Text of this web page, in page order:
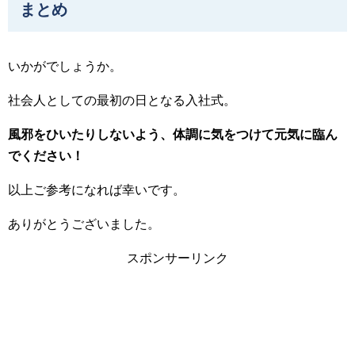
まとめ
いかがでしょうか。
社会人としての最初の日となる入社式。
風邪をひいたりしないよう、体調に気をつけて元気に臨ん
でください！
以上ご参考になれば幸いです。
ありがとうございました。
スポンサーリンク